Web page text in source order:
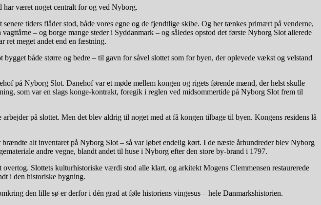
har været noget centralt for og ved Nyborg.
tiders flåder stod, både vores egne og de fjendtlige skibe. Og her tænkes primært på venderne,
– og borge mange steder i Syddanmark – og således opstod det første Nyborg Slot allerede
ret meget andet end en fæstning.
både større og bedre – til gavn for såvel slottet som for byen, der oplevede vækst og velstand
på Nyborg Slot. Danehof var et møde mellem kongen og rigets førende mænd, der helst skulle
som var en slags konge-kontrakt, foregik i reglen ved midsommertide på Nyborg Slot frem til
på slottet. Men det blev aldrig til noget med at få kongen tilbage til byen. Kongens residens lå
alt inventaret på Nyborg Slot – så var løbet endelig kørt. I de næste århundreder blev Nyborg
andre vegne, blandt andet til huse i Nyborg efter den store by-brand i 1797.
Slottets kulturhistoriske værdi stod alle klart, og arkitekt Mogens Clemmensen restaurerede
i den historiske bygning.
den lille sø er derfor i dén grad at føle historiens vingesus – hele Danmarkshistorien.